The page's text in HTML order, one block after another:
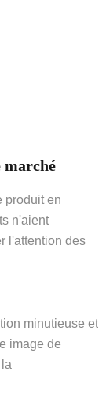
marché
produit en
n'aient
l'attention des
minutieuse et
image de